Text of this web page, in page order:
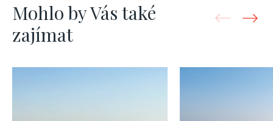
Mohlo by Vás také
zajímat